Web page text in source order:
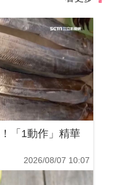
「1動作」精華
2026/08/07 10:07